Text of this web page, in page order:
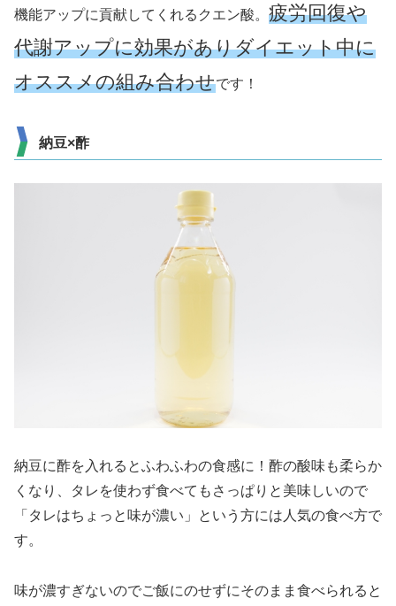
機能アップに貢献してくれるクエン酸。 疲労回復や
代謝アップに効果がありダイエット中に
オススメの組み合わせです！
納豆×酢
納豆に酢を入れるとふわふわの食感に！酢の酸味も柔らか
くなり、タレを使わず食べてもさっぱりと美味しいので
「タレはちょっと味が濃い」という方には人気の食べ方で
す。
味が濃すぎないのでご飯にのせずにそのまま食べられると